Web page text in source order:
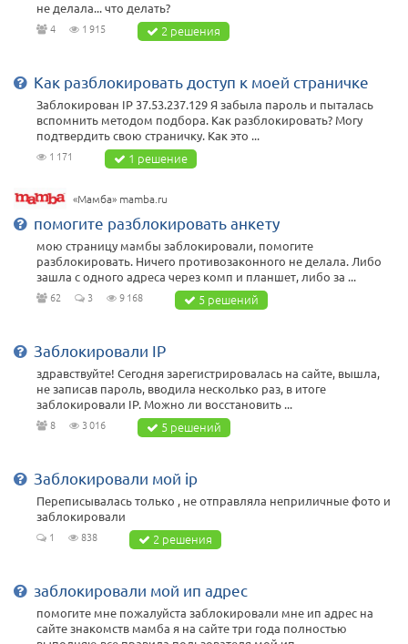
не делала... что делать?
4 1 915 2 решения
Как разблокировать доступ к моей страничке
Заблокирован IP 37.53.237.129 Я забыла пароль и пыталась
вспомнить методом подбора. Как разблокировать? Могу
подтвердить свою страничку. Как это ...
1 171 1 решение
«Мамба» mamba.ru
помогите разблокировать анкету
мою страницу мамбы заблокировали, помогите
разблокировать. Ничего противозаконного не делала. Либо
зашла с одного адреса через комп и планшет, либо за ...
62 3 9 168 5 решений
Заблокировали IP
здравствуйте! Сегодня зарегистрировалась на сайте, вышла,
не записав пароль, вводила несколько раз, в итоге
заблокировали IP. Можно ли восстановить ...
8 3 016 5 решений
Заблокировали мой ip
Переписывалась только , не отправляла неприличные фото и
заблокировали
1 838 2 решения
заблокировали мой ип адрес
помогите мне пожалуйста заблокировали мне ип адрес на
сайте знакомств мамба я на сайте три года полностью